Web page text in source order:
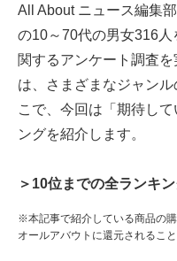
All About ニュース編集
の10～70代の男女316
関するアンケート調査
は、さまざまなジャン
こで、今回は「期待し
ングを紹介します。
＞10位までの全ランキ
※本記事で紹介している商品の
オールアバウトに還元されること